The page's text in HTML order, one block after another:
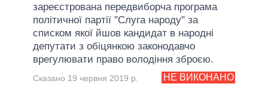
зареєстрована передвиборча програма
політичної партії "Слуга народу" за
списком якої йшов кандидат в народні
депутати з обіцянкою законодавчо
врегулювати право володіння зброєю.
НЕ ВИКОНАНО
Сказано 19 червня 2019 р.